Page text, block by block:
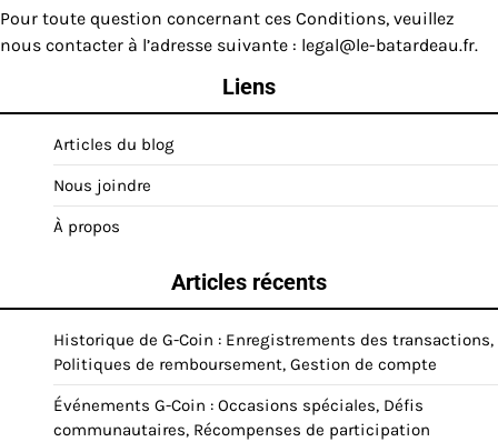
Pour toute question concernant ces Conditions, veuillez
nous contacter à l’adresse suivante : legal@le-batardeau.fr.
Liens
Articles du blog
Nous joindre
À propos
Articles récents
Historique de G-Coin : Enregistrements des transactions,
Politiques de remboursement, Gestion de compte
Événements G-Coin : Occasions spéciales, Défis
communautaires, Récompenses de participation